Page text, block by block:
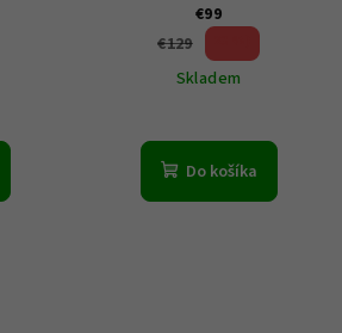
€99
€129
Skladem
Do košíka